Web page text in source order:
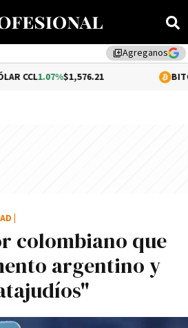
library_addAgreganos
$1,576.21 BITCOIN0.35%
colombiano que
argentino y